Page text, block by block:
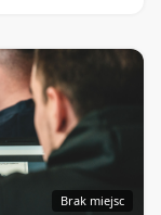
Brak miejsc